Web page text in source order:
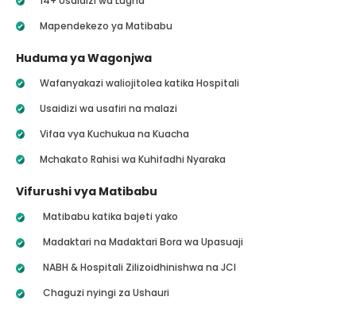
Mapendekezo ya Matibabu
Huduma ya Wagonjwa
Wafanyakazi waliojitolea katika Hospitali
Usaidizi wa usafiri na malazi
Vifaa vya Kuchukua na Kuacha
Mchakato Rahisi wa Kuhifadhi Nyaraka
Vifurushi vya Matibabu
Matibabu katika bajeti yako
Madaktari na Madaktari Bora wa Upasuaji
NABH & Hospitali Zilizoidhinishwa na JCI
Chaguzi nyingi za Ushauri